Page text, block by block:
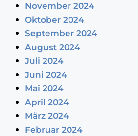
November 2024
Oktober 2024
September 2024
August 2024
Juli 2024
Juni 2024
Mai 2024
April 2024
März 2024
Februar 2024